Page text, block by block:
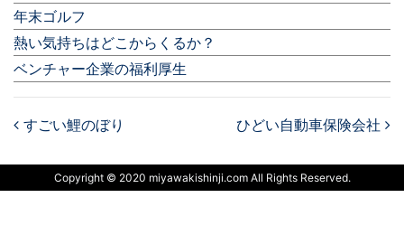
年末ゴルフ
熱い気持ちはどこからくるか？
ベンチャー企業の福利厚生
すごい鯉のぼり ひどい自動車保険会社
Copyright © 2020 miyawakishinji.com All Rights Reserved.